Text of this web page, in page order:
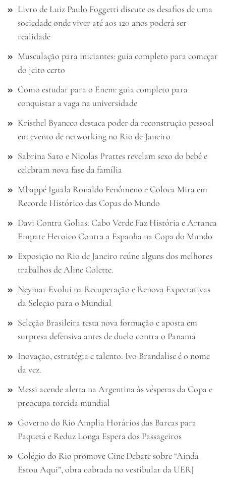
Livro de Luiz Paulo Foggetti discute os desafios de uma
sociedade onde viver até aos 120 anos poderá ser
realidade
Musculação para iniciantes: guia completo para começar
do jeito certo
Como estudar para o Enem: guia completo para
conquistar a vaga na universidade
Kristhel Byancco destaca poder da reconstrução pessoal
em evento de networking no Rio de Janeiro
Sabrina Sato e Nicolas Prattes revelam sexo do bebê e
celebram nova fase da família
Mbappé Iguala Ronaldo Fenômeno e Coloca Mira em
Recorde Histórico das Copas do Mundo
Davi Contra Golias: Cabo Verde Faz História e Arranca
Empate Heroico Contra a Espanha na Copa do Mundo
Exposição no Rio de Janeiro reúne alguns dos melhores
trabalhos de Aline Colette.
Neymar Evolui na Recuperação e Renova Expectativas
da Seleção para o Mundial
Seleção Brasileira testa nova formação e aposta em
surpresa defensiva antes de duelo contra o Panamá
Inovação, estratégia e talento: Ivo Brandalise é o nome
da vez.
Messi acende alerta na Argentina às vésperas da Copa e
preocupa torcida mundial
Governo do Rio Amplia Horários das Barcas para
Paquetá e Reduz Longa Espera dos Passageiros
Colégio do Rio promove Cine Debate sobre “Ainda
Estou Aqui”, obra cobrada no vestibular da UERJ